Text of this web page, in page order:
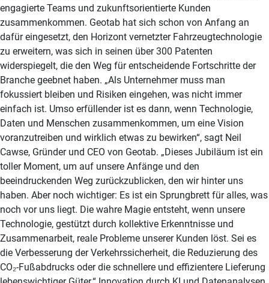
engagierte Teams und zukunftsorientierte Kunden
zusammenkommen. Geotab hat sich schon von Anfang an
dafür eingesetzt, den Horizont vernetzter Fahrzeugtechnologie
zu erweitern, was sich in seinen über 300 Patenten
widerspiegelt, die den Weg für entscheidende Fortschritte der
Branche geebnet haben. „Als Unternehmer muss man
fokussiert bleiben und Risiken eingehen, was nicht immer
einfach ist. Umso erfüllender ist es dann, wenn Technologie,
Daten und Menschen zusammenkommen, um eine Vision
voranzutreiben und wirklich etwas zu bewirken“, sagt Neil
Cawse, Gründer und CEO von Geotab. „Dieses Jubiläum ist ein
toller Moment, um auf unsere Anfänge und den
beeindruckenden Weg zurückzublicken, den wir hinter uns
haben. Aber noch wichtiger: Es ist ein Sprungbrett für alles, was
noch vor uns liegt. Die wahre Magie entsteht, wenn unsere
Technologie, gestützt durch kollektive Erkenntnisse und
Zusammenarbeit, reale Probleme unserer Kunden löst. Sei es
die Verbesserung der Verkehrssicherheit, die Reduzierung des
CO₂-Fußabdrucks oder die schnellere und effizientere Lieferung